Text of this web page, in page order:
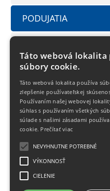
PODUJATIA
LX INFORMAČNÝ
Zdieľať článok
Bratislava
Mlynské Nivy 10
821 09 Bratislava
Košice
Táto webová lokalita
súbory cookie.
Táto webová lokalita používa
zlepšenie používateľskej
Používaním našej webovej
súhlas s používaním všetkých
súlade s našimi zásadami
cookie. Prečítať viac
NEVYHNUTNE POTREBNÉ
VÝKONNOSŤ
CIELENIE